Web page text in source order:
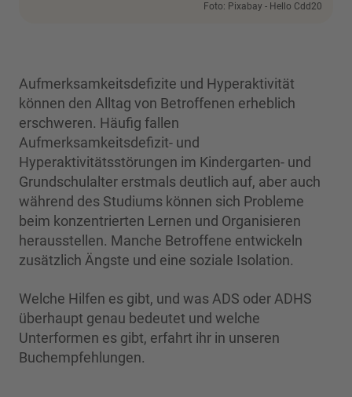
Foto: Pixabay - Hello Cdd20
Aufmerksamkeitsdefizite und Hyperaktivität
können den Alltag von Betroffenen erheblich
erschweren. Häufig fallen
Aufmerksamkeitsdefizit- und
Hyperaktivitätsstörungen im Kindergarten- und
Grundschulalter erstmals deutlich auf, aber auch
während des Studiums können sich Probleme
beim konzentrierten Lernen und Organisieren
herausstellen. Manche Betroffene entwickeln
zusätzlich Ängste und eine soziale Isolation.
Welche Hilfen es gibt, und was ADS oder ADHS
überhaupt genau bedeutet und welche
Unterformen es gibt, erfahrt ihr in unseren
Buchempfehlungen.